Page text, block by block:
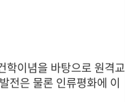
학이념을 바탕으로 원격교
전은 물론 인류평화에 이